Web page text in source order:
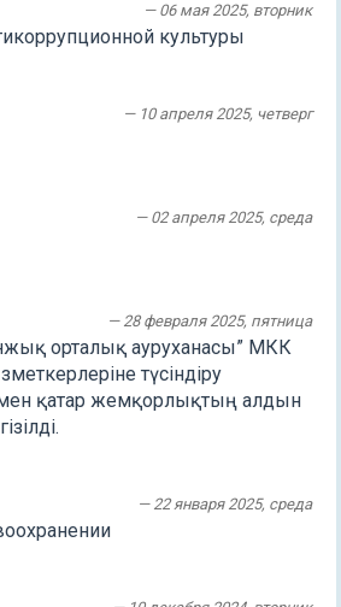
— 06 мая 2025, вторник
культуры
— 10 апреля 2025, четверг
— 02 апреля 2025, среда
— 28 февраля 2025, пятница
орталық ауруханасы” МКК
түсіндіру
қатар жемқорлықтың алдын
— 22 января 2025, среда